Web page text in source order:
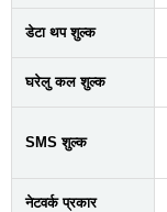
डेटा थप शुल्क
घरेलु कल शुल्क
SMS शुल्क
नेटवर्क प्रकार